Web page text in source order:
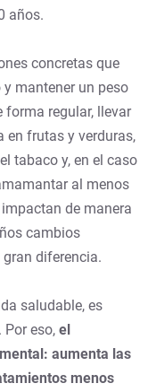
años.
concretas que
mantener un peso
regular, llevar
en frutas y verduras,
tabaco y, en el caso
al menos
de manera
cambios
diferencia.
saludable, es
eso, el
aumenta las
menos